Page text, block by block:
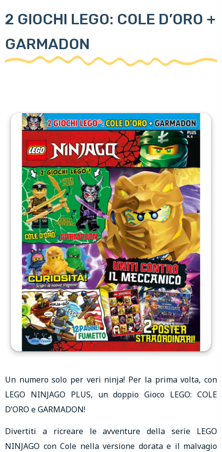
2 GIOCHI LEGO: COLE D’ORO +
GARMADON
Un numero solo per veri ninja! Per la prima volta, con
LEGO NINJAGO PLUS, un doppio Gioco LEGO: COLE
D’ORO e GARMADON!
Divertiti a ricreare le avventure della serie LEGO
NINJAGO con Cole nella versione dorata e il malvagio